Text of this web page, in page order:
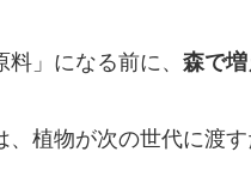
」になる前に、 森で
植物が次の世代に渡す